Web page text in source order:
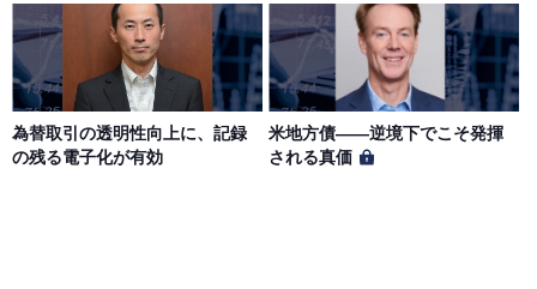
為替取引の透明性向上に、記録
の残る電子化が有効
米地方債——逆境下でこそ発揮
される真価